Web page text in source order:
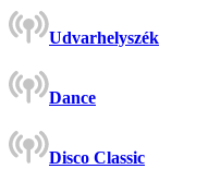
Udvarhelyszék
Dance
Disco Classic